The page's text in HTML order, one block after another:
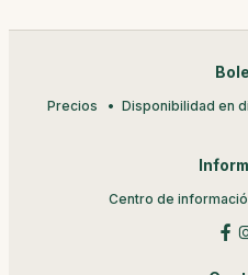
Precios Disponibilidad en
Centro de